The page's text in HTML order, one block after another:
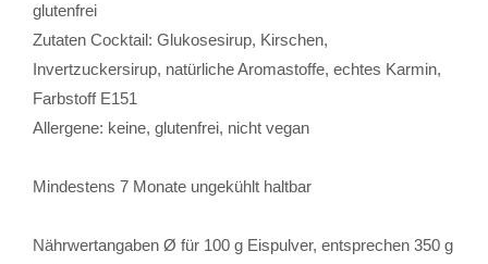
glutenfrei
Zutaten Cocktail: Glukosesirup, Kirschen,
Invertzuckersirup, natürliche Aromastoffe, echtes Karmin,
Farbstoff E151
Allergene: keine, glutenfrei, nicht vegan
Mindestens 7 Monate ungekühlt haltbar
Nährwertangaben Ø für 100 g Eispulver, entsprechen 350 g